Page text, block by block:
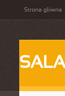
Strona główna
SALA